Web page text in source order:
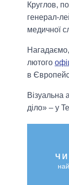
Круглов,
генерал-
медичної
лютого
в
Візуальна
діло» – у